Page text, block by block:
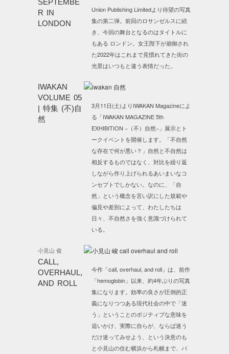
SEPTEMBE
R IN
LONDON
Union Publishing Limitedより待望の写真
集の第二弾。前回のロサンゼルスに続
き、今回の舞台となるのはタイトルに
もある ロンドン。女王陛下が崩御され
た2022年はこれまで見慣れてきた街の
光景はいつもと違う表情だった。
IWAKAN
VOLUME 05
| 特集 (不)自
然
3月11日(土)よりIWAKAN Magazineによ
る「IWAKAN MAGAZINE 5th
EXHIBITION −（不）自然−」展示とト
ークイベントを開催します。「不自然
な存在で何が悪い？」自然と不自然は
相反するものではなく、対比を繰り返
しながら作り上げられるあいまいなコ
ンセプトでしかない。なのに、「自
然」という概念を言い訳にした規範や
偏見や差別によって、わたしたちは
日々、不自然さを強く意識づけられて
いる。
小見山 俊
CALL,
OVERHAUL,
AND ROLL
今作「call, overhaul, and roll」は、前作
「hemoglobin」以来、約4年ぶりの写真
集になります。効率の良さが圧倒的正
義になりつつある現代社会の中で「迷
う」ということのポジティブな意味を
追いかけ、実際に自らが、ならば迷う
だけ迷ってみせよう、という決意のも
と小見山の住む横浜から札幌まで、バ